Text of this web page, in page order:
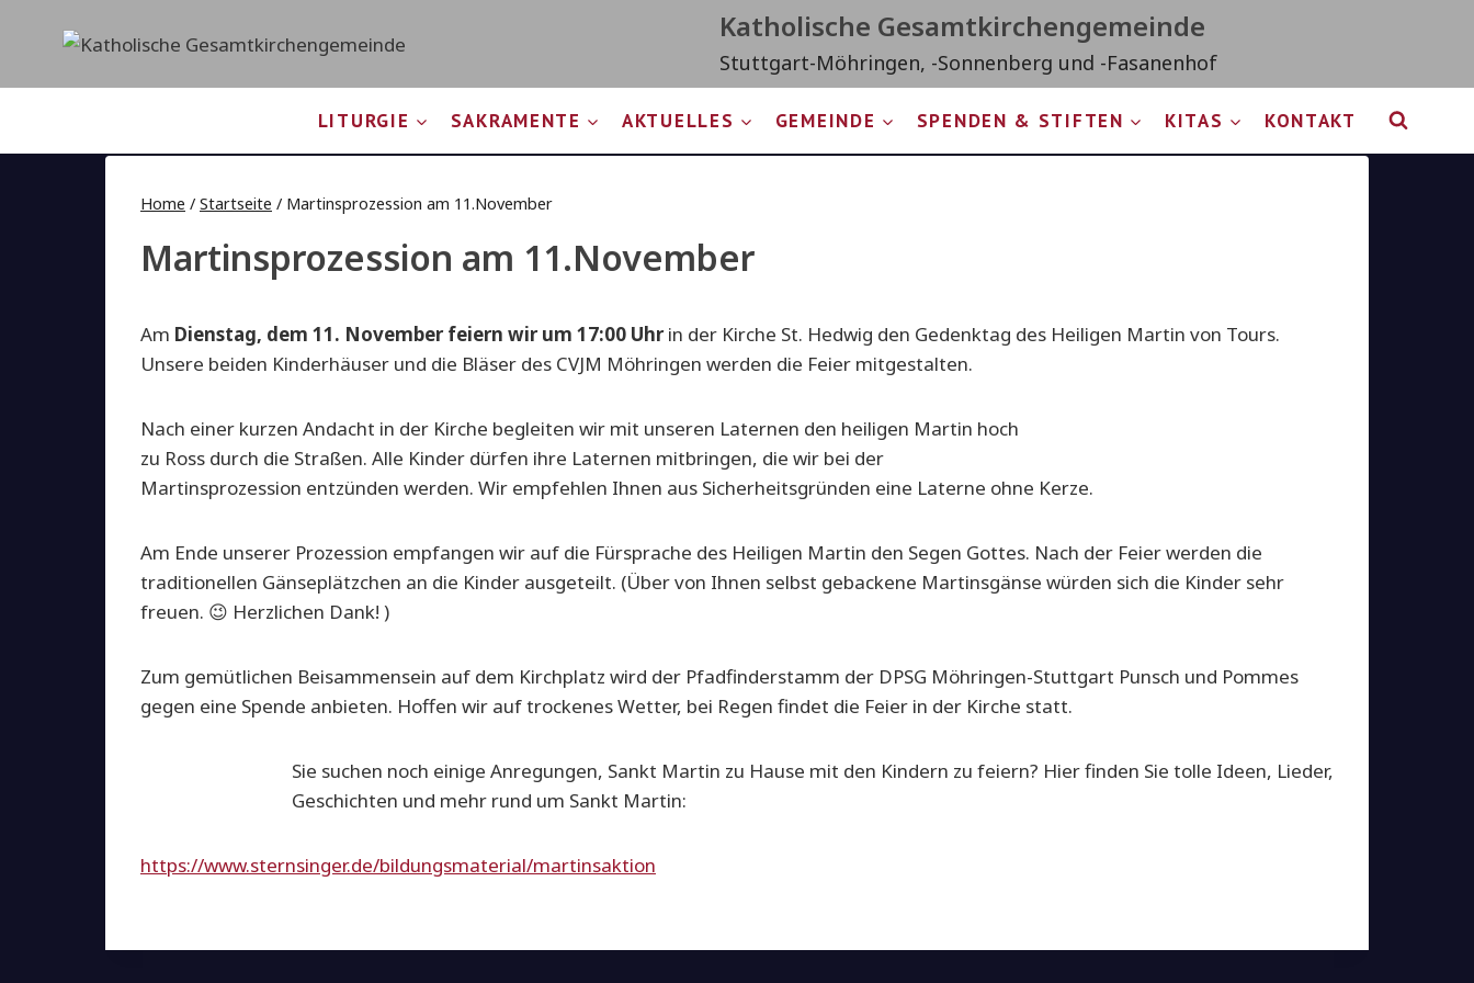
Katholische Gesamtkirchengemeinde
Stuttgart-Möhringen, -Sonnenberg und -Fasanenhof
LITURGIE SAKRAMENTE AKTUELLES GEMEINDE SPENDEN & STIFTEN KITAS KONTAKT
Home / Startseite / Martinsprozession am 11.November
Martinsprozession am 11.November
Am Dienstag, dem 11. November feiern wir um 17:00 Uhrin der Kirche St. Hedwig den Gedenktag des Heiligen Martin von Tours.
Unsere beiden Kinderhäuser und die Bläser des CVJM Möhringen werden die Feier mitgestalten.
Nach einer kurzen Andacht in der Kirche begleiten wir mit unseren Laternen den heiligen Martin hoch
zu Ross durch die Straßen. Alle Kinder dürfen ihre Laternen mitbringen, die wir bei der
Martinsprozession entzünden werden. Wir empfehlen Ihnen aus Sicherheitsgründen eine Laterne ohne Kerze.
Am Ende unserer Prozession empfangen wir auf die Fürsprache des Heiligen Martin den Segen Gottes. Nach der Feier werden die
traditionellen Gänseplätzchen an die Kinder ausgeteilt. (Über von Ihnen selbst gebackene Martinsgänse würden sich die Kinder sehr
freuen. 😉 Herzlichen Dank! )
Zum gemütlichen Beisammensein auf dem Kirchplatz wird der Pfadfinderstamm der DPSG Möhringen-Stuttgart Punsch und Pommes
gegen eine Spende anbieten. Hoffen wir auf trockenes Wetter, bei Regen findet die Feier in der Kirche statt.
Sie suchen noch einige Anregungen, Sankt Martin zu Hause mit den Kindern zu feiern? Hier finden Sie tolle Ideen, Lieder,
Geschichten und mehr rund um Sankt Martin:
https://www.sternsinger.de/bildungsmaterial/martinsaktion